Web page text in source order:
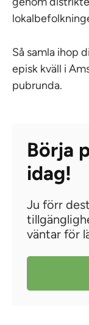
Så samla ihop
episk kväll i
pubrunda.
Börja
idag!
Ju förr
väntar för